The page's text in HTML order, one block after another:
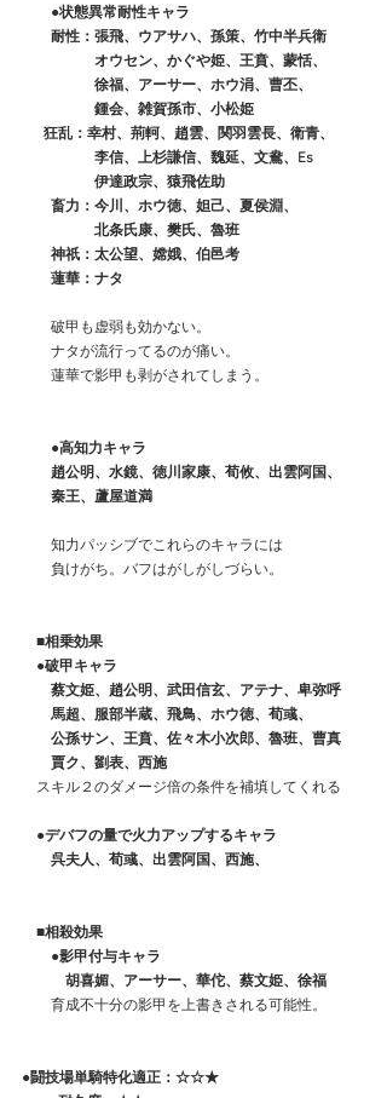
●状態異常耐性キャラ
耐性：張飛、ウアサハ、孫策、竹中半兵衛
オウセン、かぐや姫、王賁、蒙恬、
徐福、アーサー、ホウ涓、曹丕、
鍾会、雑賀孫市、小松姫
狂乱：幸村、荊軻、趙雲、関羽雲長、衛青、
李信、上杉謙信、魏延、文鴦、Es
伊達政宗、猿飛佐助
畜力：今川、ホウ徳、妲己、夏侯淵、
北条氏康、樊氏、魯班
神祇：太公望、嫦娥、伯邑考
蓮華：ナタ
破甲も虚弱も効かない。
ナタが流行ってるのが痛い。
蓮華で影甲も剥がされてしまう。
●高知力キャラ
趙公明、水鏡、徳川家康、荀攸、出雲阿国、
秦王、蘆屋道満
知力パッシブでこれらのキャラには
負けがち。バフはがしがしづらい。
■相乗効果
●破甲キャラ
蔡文姫、趙公明、武田信玄、アテナ、卑弥呼
馬超、服部半蔵、飛鳥、ホウ徳、荀彧、
公孫サン、王賁、佐々木小次郎、魯班、曹真
賈ク、劉表、西施
スキル２のダメージ倍の条件を補填してくれる
●デバフの量で火力アップするキャラ
呉夫人、荀彧、出雲阿国、西施、
■相殺効果
●影甲付与キャラ
胡喜媚、アーサー、華佗、蔡文姫、徐福
育成不十分の影甲を上書きされる可能性。
●闘技場単騎特化適正：☆☆★